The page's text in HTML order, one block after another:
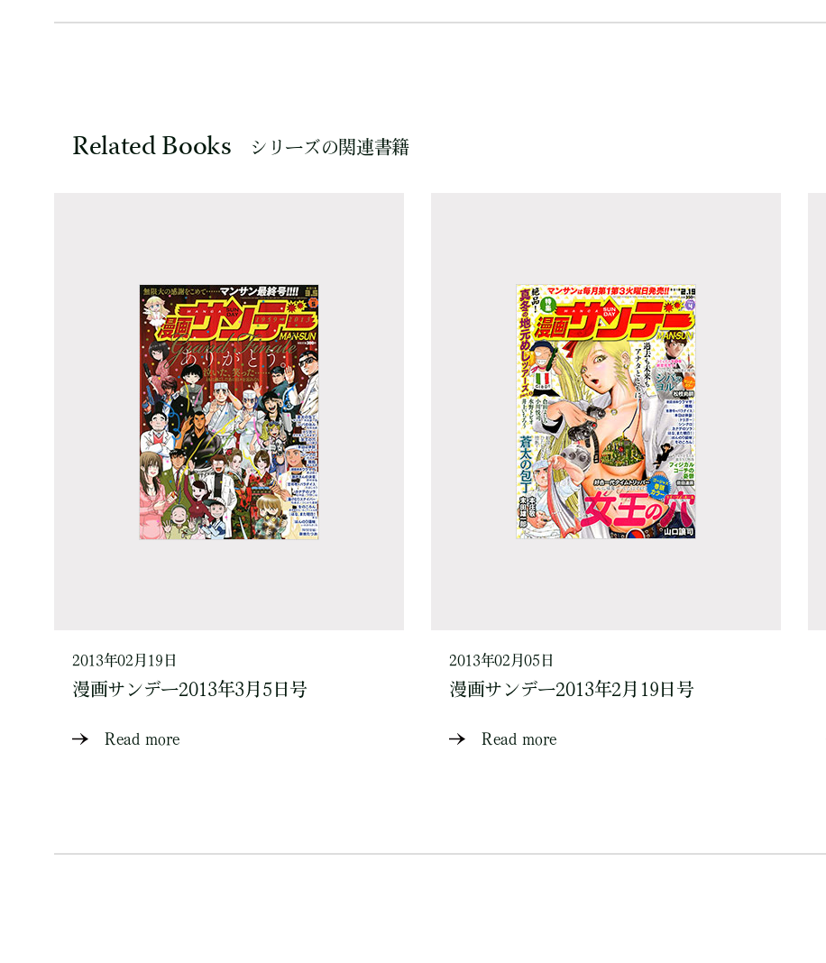
Related Books シリーズの関連書籍
2013年02月19日
漫画サンデー2013年3月5日号
Read more
2013年02月05日
漫画サンデー2013年2月19日号
Read more